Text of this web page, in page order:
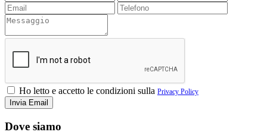
Ho letto e accetto le condizioni sulla Privacy Policy
Dove siamo